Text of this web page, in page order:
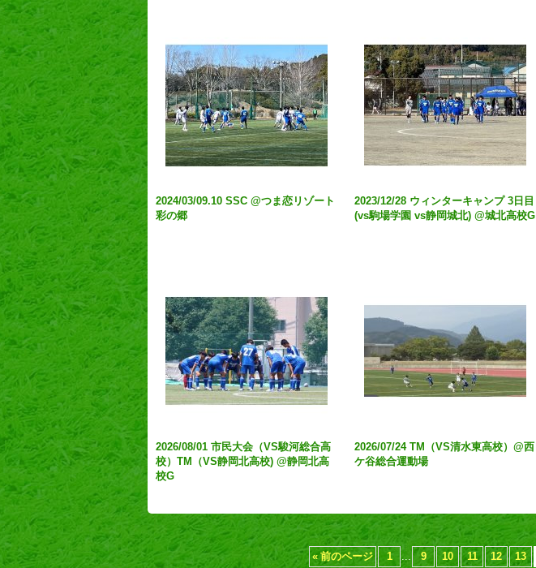
2024/03/09.10 SSC @つま恋リゾート
彩の郷
2023/12/28 ウィンターキャンプ 3日目
(vs駒場学園 vs静岡城北) @城北高校G
2026/08/01 市民大会（VS駿河総合高
校）TM（VS静岡北高校) @静岡北高
校G
2026/07/24 TM（VS清水東高校）@西
ケ谷総合運動場
« 前のページ 1 ... 9 10 11 12 13